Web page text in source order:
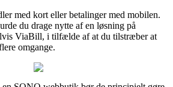
med kort eller betalinger med mobilen.
du drage nytte af en løsning på
ViaBill, i tilfælde af at du tilstræber at
omgange.